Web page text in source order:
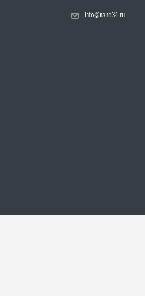
info@nano34.ru